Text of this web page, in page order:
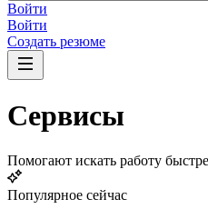
Войти
Войти
Создать резюме
Сервисы
Помогают искать работу
Популярное сейчас